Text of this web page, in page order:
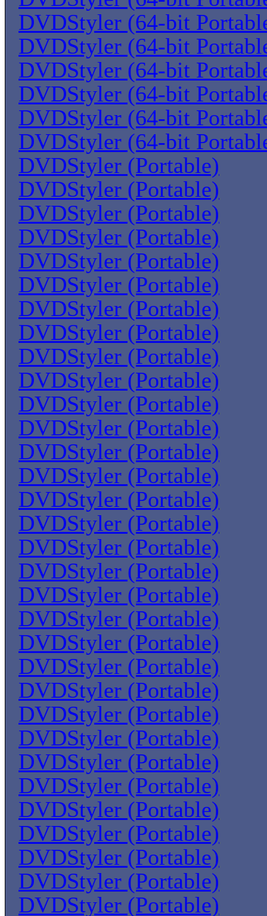
DVDStyler (64-bit
DVDStyler (64-bit
DVDStyler (64-bit
DVDStyler (64-bit
DVDStyler (64-bit
DVDStyler (64-bit
DVDStyler (Portable)
DVDStyler (Portable)
DVDStyler (Portable)
DVDStyler (Portable)
DVDStyler (Portable)
DVDStyler (Portable)
DVDStyler (Portable)
DVDStyler (Portable)
DVDStyler (Portable)
DVDStyler (Portable)
DVDStyler (Portable)
DVDStyler (Portable)
DVDStyler (Portable)
DVDStyler (Portable)
DVDStyler (Portable)
DVDStyler (Portable)
DVDStyler (Portable)
DVDStyler (Portable)
DVDStyler (Portable)
DVDStyler (Portable)
DVDStyler (Portable)
DVDStyler (Portable)
DVDStyler (Portable)
DVDStyler (Portable)
DVDStyler (Portable)
DVDStyler (Portable)
DVDStyler (Portable)
DVDStyler (Portable)
DVDStyler (Portable)
DVDStyler (Portable)
DVDStyler (Portable)
DVDStyler (Portable)